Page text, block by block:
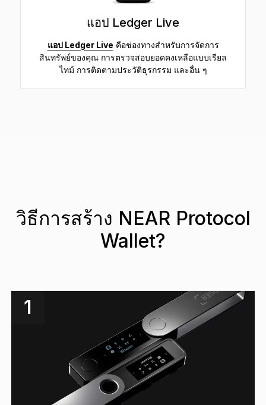
แอป Ledger Live
แอป Ledger Live คือช่องทางสำหรับการจัดการ
สินทรัพย์ของคุณ การตรวจสอบยอดคงเหลือแบบเรียล
ไทม์ การติดตามประวัติธุรกรรม และอื่น ๆ
วิธีการสร้าง NEAR Protocol
Wallet?
1